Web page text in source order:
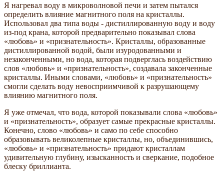
Я нагревал воду в микроволновой печи и затем пытался
определить влияние магнитного поля на кристаллы.
Использовал два типа воды - дистиллированную воду и воду
из-под крана, которой предварительно показывал слова
«любовь» и «признательность». Кристаллы, образованные
дистиллированной водой, были изуродованными и
незаконченными, но вода, которая подверглась воздействию
слов «любовь» и «признательность», создавала законченные
кристаллы. Иными словами, «любовь» и «признательность»
смогли сделать воду невосприимчивой к разрушающему
влиянию магнитного поля.
Я уже отмечал, что вода, которой показывали слова «любовь»
и «признательность», образует самые прекрасные кристаллы.
Конечно, слово «любовь» и само по себе способно
образовывать великолепные кристаллы, но, объединившись,
«любовь» и «признательность» придают кристаллам
удивительную глубину, изысканность и сверкание, подобное
блеску бриллианта.